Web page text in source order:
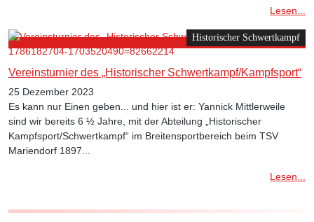
Lesen...
Historischer Schwertkampf
Vereinsturnier des „Historischer Schwertkampf/Kampfsport“
25 Dezember 2023
Es kann nur Einen geben... und hier ist er: Yannick Mittlerweile
sind wir bereits 6 ½ Jahre, mit der Abteilung „Historischer
Kampfsport/Schwertkampf“ im Breitensportbereich beim TSV
Mariendorf 1897...
Lesen...